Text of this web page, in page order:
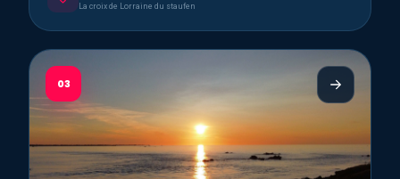
La croix de Lorraine du staufen
03